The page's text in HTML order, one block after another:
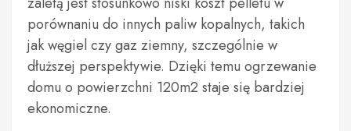
porównaniu do innych paliw kopalnych, takich
jak węgiel czy gaz ziemny, szczególnie w
dłuższej perspektywie. Dzięki temu ogrzewanie
domu o powierzchni 120m2 staje się bardziej
ekonomiczne.